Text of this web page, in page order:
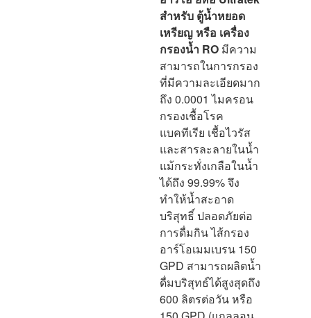
สำหรับ ตู้น้ำหยอด
เหรียญ หรือ เครื่อง
กรองน้ำ RO มีความ
สามารถในการกรอง
ที่มีความละเอียดมาก
ถึง 0.0001 ไมครอน
กรองเชื้อโรค
แบคทีเรีย เชื้อไวรัส
และสารละลายในน้ำ
แม้กระทั่งเกลือในน้ำ
ได้ถึง 99.99%จึง
ทำให้น้ำสะอาด
บริสุทธิ์ ปลอดภัยต่อ
การดื่มกิน ไส้กรอง
อาร์โอเมมเบรน 150
GPD สามารถผลิตน้ำ
ดื่มบริสุทธ์ได้สูงสุดถึง
600 ลิตรต่อวัน หรือ